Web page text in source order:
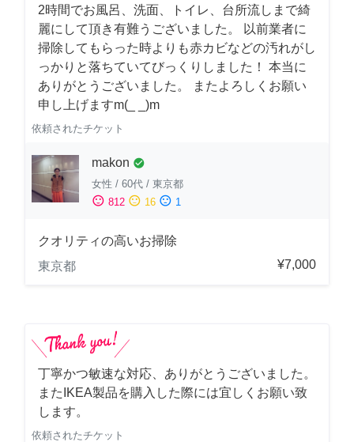
2時間でお風呂、洗面、トイレ、台所流しまで綺
麗にして頂き有難うございました。 以前業者に
掃除してもらった時よりも赤カビなどの汚れがし
っかりと落ちていてびっくりしました！ 本当に
ありがとうございました。 またよろしくお願い
申し上げますm(_ _)m
依頼されたチケット
makon check_circle
女性 / 60代 / 東京都
sentiment_satisfied 812 sentiment_neutral 16 sentiment_dissatisfied 1
クオリティの高いお掃除
東京都
¥7,000
丁寧かつ敏速な対応、ありがとうございました。
またIKEA製品を購入した際には宜しくお願い致
します。
依頼されたチケット